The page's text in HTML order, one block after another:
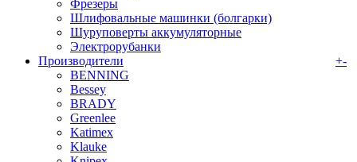
Фрезеры
Шлифовальные машинки (болгарки)
Шуруповерты аккумуляторные
Электрорубанки
Производители
+-
BENNING
Bessey
BRADY
Greenlee
Katimex
Klauke